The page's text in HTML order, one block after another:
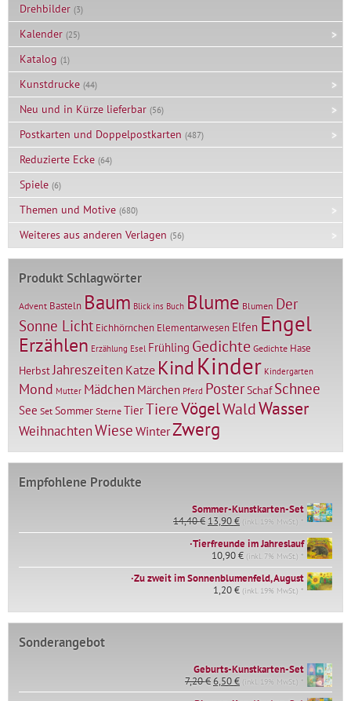
Drehbilder (3)
Kalender (25)
Katalog (1)
Kunstdrucke (44)
Neu und in Kürze lieferbar (56)
Postkarten und Doppelpostkarten (487)
Reduzierte Ecke (64)
Spiele (6)
Themen und Motive (680)
Weiteres aus anderen Verlagen (56)
Produkt Schlagwörter
Advent Basteln Baum Blick ins Buch Blume Blumen Der
Sonne Licht Eichhörnchen Elementarwesen Elfen Engel
Erzählen Erzählung Esel Frühling Gedichte Gedichte Hase
HerbstJahreszeitenKatze KindKinder Kindergarten
Mond Mutter Mädchen Märchen Pferd PosterSchaf Schnee
See Set Sommer Sterne TierTiereVögelWaldWasser
WeihnachtenWiese WinterZwerg
Empfohlene Produkte
Sommer-Kunstkarten-Set
14,40€ Ursprünglicher
Preis
war:
14,40 €
13,90€Aktueller
Preis
ist:
13,90 €.
(inkl. 19% MwSt.) *
∙Tierfreunde im Jahreslauf
10,90€ (inkl. 7% MwSt.) *
∙Zu zweit im Sonnenblumenfeld, August
1,20€ (inkl. 19% MwSt.) *
Sonderangebot
Geburts-Kunstkarten-Set
7,20€Ursprünglicher
Preis
6,50€Aktueller
Preis
(inkl. 19% MwSt.) *